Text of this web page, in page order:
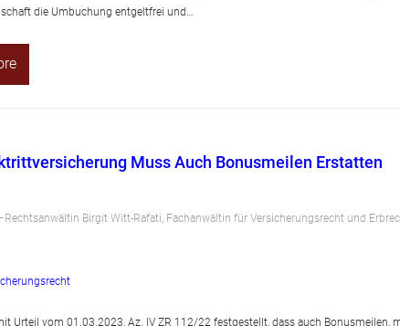
die Umbuchung entgeltfrei und…
Muss Auch Bonusmeilen Erstatten
Rechtsanwältin Birgit Witt-Rafati, Fachanwältin für Versicherungsrecht und
Urteil vom 01.03.2023, Az. IV ZR 112/22 festgestellt, dass auch Bonusmeilen,